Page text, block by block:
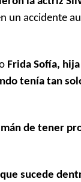
un accidente
Frida Sofía,
tenía tan
de tener
sucede